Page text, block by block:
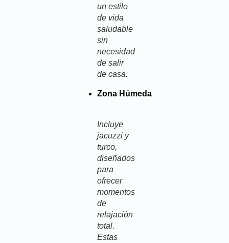
un estilo
de vida
saludable
sin
necesidad
de salir
de casa.
Zona Húmeda
Incluye
jacuzzi y
turco,
diseñados
para
ofrecer
momentos
de
relajación
total.
Estas